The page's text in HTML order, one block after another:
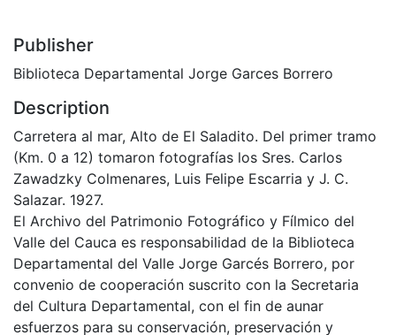
Publisher
Biblioteca Departamental Jorge Garces Borrero
Description
Carretera al mar, Alto de El Saladito. Del primer tramo
(Km. 0 a 12) tomaron fotografías los Sres. Carlos
Zawadzky Colmenares, Luis Felipe Escarria y J. C.
Salazar. 1927.
El Archivo del Patrimonio Fotográfico y Fílmico del
Valle del Cauca es responsabilidad de la Biblioteca
Departamental del Valle Jorge Garcés Borrero, por
convenio de cooperación suscrito con la Secretaria
del Cultura Departamental, con el fin de aunar
esfuerzos para su conservación, preservación y